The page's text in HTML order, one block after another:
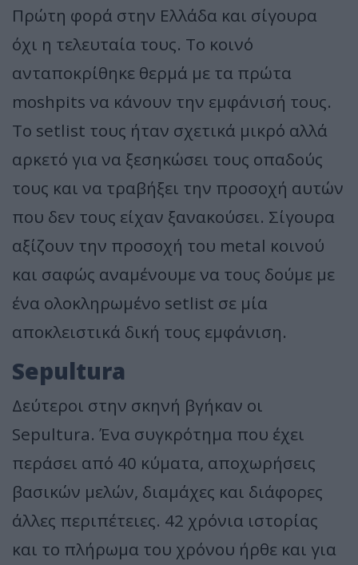
Πρώτη φορά στην Ελλάδα και σίγουρα
όχι η τελευταία τους. Το κοινό
ανταποκρίθηκε θερμά με τα πρώτα
moshpits να κάνουν την εμφάνισή τους.
To setlist τους ήταν σχετικά μικρό αλλά
αρκετό για να ξεσηκώσει τους οπαδούς
τους και να τραβήξει την προσοχή αυτών
που δεν τους είχαν ξανακούσει. Σίγουρα
αξίζουν την προσοχή του metal κοινού
και σαφώς αναμένουμε να τους δούμε με
ένα ολοκληρωμένο setlist σε μία
αποκλειστικά δική τους εμφάνιση.
Sepultura
Δεύτεροι στην σκηνή βγήκαν οι
Sepultura. Ένα συγκρότημα που έχει
περάσει από 40 κύματα, αποχωρήσεις
βασικών μελών, διαμάχες και διάφορες
άλλες περιπέτειες. 42 χρόνια ιστορίας
και το πλήρωμα του χρόνου ήρθε και για